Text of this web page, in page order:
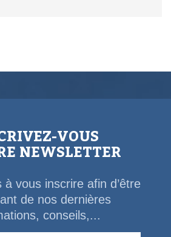
VOUS
NEWSLETTER
à vous inscrire afin d’être
de nos dernières
conseils,...